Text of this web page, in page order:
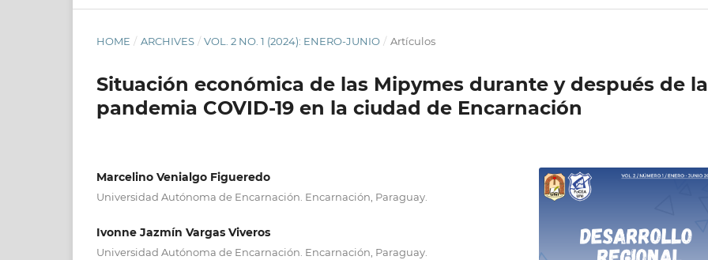
HOME / ARCHIVES / VOL. 2 NO. 1 (2024): ENERO-JUNIO / Artículos
Situación económica de las Mipymes durante y después de la
pandemia COVID-19 en la ciudad de Encarnación
Marcelino Venialgo Figueredo
Universidad Autónoma de Encarnación. Encarnación, Paraguay.
Ivonne Jazmín Vargas Viveros
Universidad Autónoma de Encarnación. Encarnación, Paraguay.